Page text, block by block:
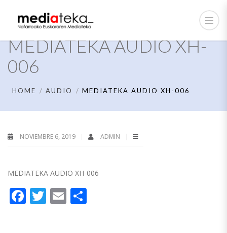
MEDIATEKA AUDIO XH-
006
HOME AUDIO MEDIATEKA AUDIO XH-006
NOVIEMBRE 6, 2019 ADMIN
MEDIATEKA AUDIO XH-006
Facebook
Twitter
Email